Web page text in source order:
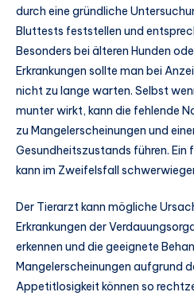
durch eine gründliche
Bluttests feststellen und
Besonders bei älteren Hunden
Erkrankungen sollte man bei
nicht zu lange warten. Selbst
munter wirkt, kann die fehlende
zu Mangelerscheinungen und
Gesundheitszustands führen.
kann im Zweifelsfall
Der Tierarzt kann mögliche
Erkrankungen der
erkennen und die geeignete
Mangelerscheinungen aufgrund
Appetitlosigkeit können so